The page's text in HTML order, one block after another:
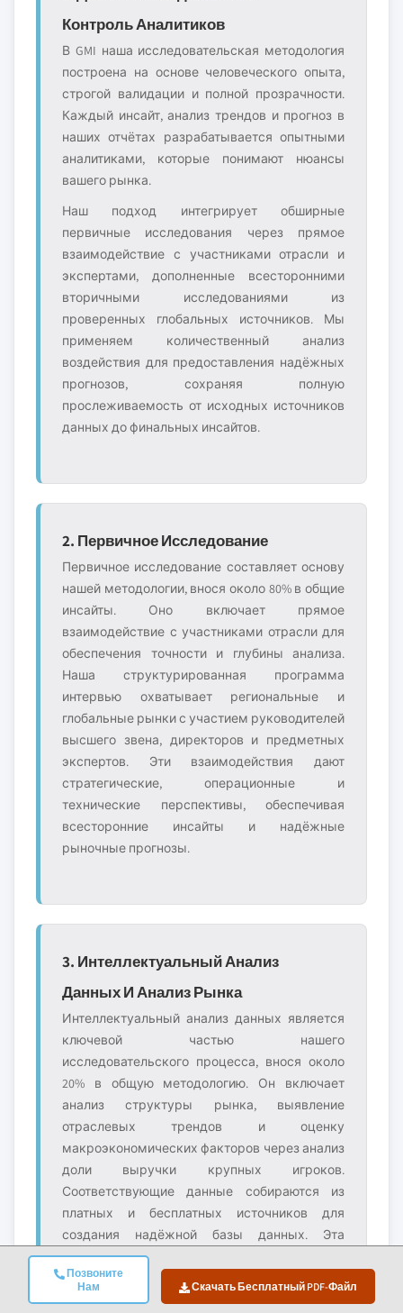
Позвоните
Нам
Скачать Бесплатный PDF-Файл
Контроль Аналитиков
В GMI наша исследовательская методология
построена на основе человеческого опыта,
строгой валидации и полной прозрачности.
Каждый инсайт, анализ трендов и прогноз в
наших отчётах разрабатывается опытными
аналитиками, которые понимают нюансы
вашего рынка.
Наш подход интегрирует обширные
первичные исследования через прямое
взаимодействие с участниками отрасли и
экспертами, дополненные всесторонними
вторичными исследованиями из
проверенных глобальных источников. Мы
применяем количественный анализ
воздействия для предоставления надёжных
прогнозов, сохраняя полную
прослеживаемость от исходных источников
данных до финальных инсайтов.
2. Первичное Исследование
Первичное исследование составляет основу
нашей методологии, внося около 80% в общие
инсайты. Оно включает прямое
взаимодействие с участниками отрасли для
обеспечения точности и глубины анализа.
Наша структурированная программа
интервью охватывает региональные и
глобальные рынки с участием руководителей
высшего звена, директоров и предметных
экспертов. Эти взаимодействия дают
стратегические, операционные и
технические перспективы, обеспечивая
всесторонние инсайты и надёжные
рыночные прогнозы.
3. Интеллектуальный Анализ
Данных И Анализ Рынка
Интеллектуальный анализ данных является
ключевой частью нашего
исследовательского процесса, внося около
20% в общую методологию. Он включает
анализ структуры рынка, выявление
отраслевых трендов и оценку
макроэкономических факторов через анализ
доли выручки крупных игроков.
Соответствующие данные собираются из
платных и бесплатных источников для
создания надёжной базы данных. Эта
информация затем интегрируется для
поддержки первичных исследований и
оценки размера рынка с валидацией от